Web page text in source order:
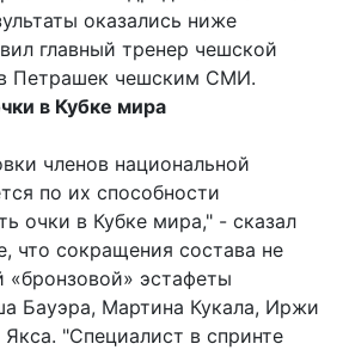
оказались ниже
главный тренер чешской
Петрашек чешским СМИ.
в Кубке мира
членов национальной
по их способности
очки в Кубке мира," - сказал
что сокращения состава не
«бронзовой» эстафеты
Бауэра, Мартина Кукала, Иржи
"Специалист в спринте